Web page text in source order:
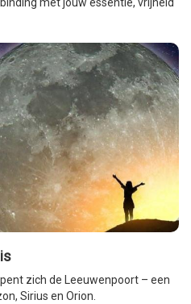
zich de Leeuwenpoort – een
Sirius en Orion.